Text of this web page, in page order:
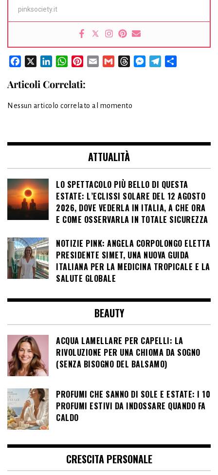
pinksociety.it
Facebook LinkedInWhatsAppPinterest
Email Gmail ThreadsMessenger
Telegram
Articoli Correlati:
Nessun articolo correlato al momento
ATTUALITÀ
LO SPETTACOLO PIÙ BELLO DI QUESTA
ESTATE: L’ECLISSI SOLARE DEL 12 AGOSTO
2026, DOVE VEDERLA IN ITALIA, A CHE ORA
E COME OSSERVARLA IN TOTALE SICUREZZA
NOTIZIE PINK: ANGELA CORPOLONGO ELETTA
PRESIDENTE SIMET, UNA NUOVA GUIDA
ITALIANA PER LA MEDICINA TROPICALE E LA
SALUTE GLOBALE
BEAUTY
ACQUA LAMELLARE PER CAPELLI: LA
RIVOLUZIONE PER UNA CHIOMA DA SOGNO
(SENZA BISOGNO DEL BALSAMO)
PROFUMI CHE SANNO DI SOLE E ESTATE: I 10
PROFUMI ESTIVI DA INDOSSARE QUANDO FA
CALDO
CRESCITA PERSONALE